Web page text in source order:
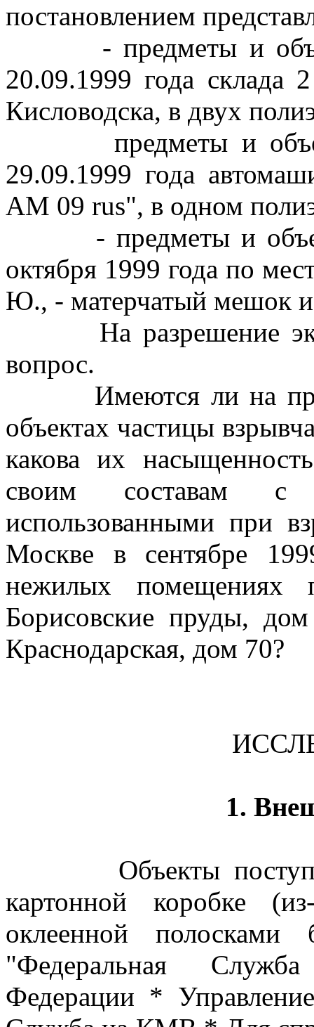
постановлением
- предметы и
20.09.1999 года склада
Кисловодска, в двух
предметы и
29.09.1999 года
АМ 09 rus", в одном
- предметы и
октября 1999 года по
Ю., - матерчатый мешок и
На разрешение
вопрос.
Имеются ли на
объектах частицы
какова их
своим составам с
использованными при
Москве в сентябре
нежилых помещениях
Борисовские пруды,
Краснодарская, дом 70?
1.
Объекты
картонной коробке
оклеенной полосками
"Федеральная
Федерации *